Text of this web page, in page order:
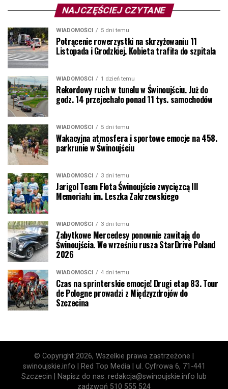
NAJCZĘŚCIEJ CZYTANE
WIADOMOŚCI 5 dni temu
Potrącenie rowerzystki na skrzyżowaniu 11
Listopada i Grodzkiej. Kobieta trafiła do szpitala
WIADOMOŚCI 1 dzień temu
Rekordowy ruch w tunelu w Świnoujściu. Już do
godz. 14 przejechało ponad 11 tys. samochodów
WIADOMOŚCI 5 dni temu
Wakacyjna atmosfera i sportowe emocje na 458.
parkrunie w Świnoujściu
WIADOMOŚCI 3 dni temu
Jarigol Team Flota Świnoujście zwycięzcą III
Memoriału im. Leszka Zakrzewskiego
WIADOMOŚCI 3 dni temu
Zabytkowe Mercedesy ponownie zawitają do
Świnoujścia. We wrześniu rusza StarDrive Poland
2026
WIADOMOŚCI 4 dni temu
Czas na sprinterskie emocje! Drugi etap 83. Tour
de Pologne prowadzi z Międzyzdrojów do
Szczecina
© Copyright 2026, Wszelkie prawa zastrzeżone |
swinoujskie.info | Red Top Media | ul. Cyfrowa 6, 71-441
Szczecin | Napisz do nas: redakcja@swinoujskie.info lub
zadzwoń 510 555 524